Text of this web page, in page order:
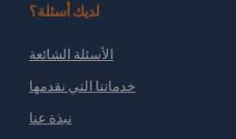
لديك أسئلة؟
الأسئلة الشائعة
خدماتنا التي نقدمها
نبذة عنا